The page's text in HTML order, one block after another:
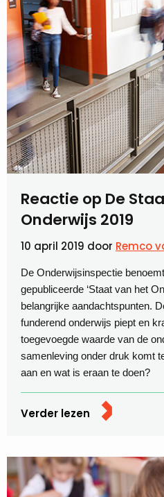
Reactie op De
Onderwijs 2019
10 april 2019 door Remco
De Onderwijsinspectie
gepubliceerde ‘Staat van het
belangrijke aandachtspunten.
funderend onderwijs piept en
toegevoegde waarde van de
samenleving onder druk komt
aan en wat is eraan te doen?
Verder lezen